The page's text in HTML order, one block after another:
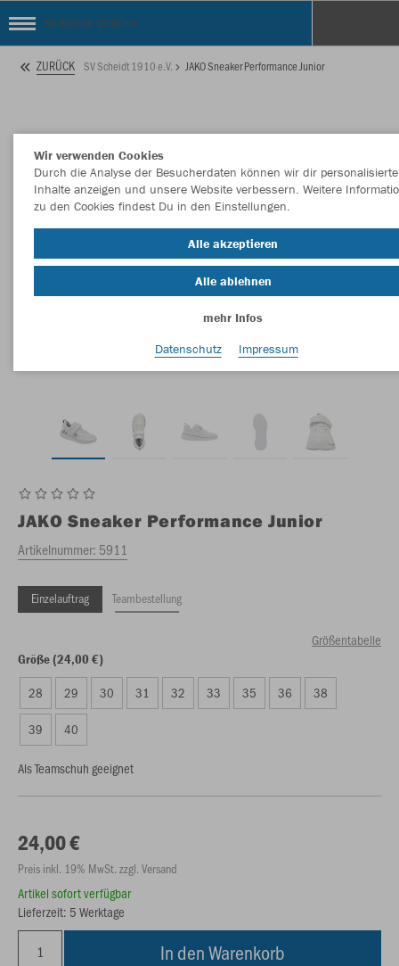
SV Scheidt 1910 e.V.
ZURÜCK SV Scheidt 1910 e.V. JAKO Sneaker Performance Junior
JAKO Sneaker Performance Junior
Artikelnummer: 5911
Einzelauftrag Teambestellung
Größentabelle
Größe (24,00 €)
28 29 30 31 32 33 35 36 38
39 40
Als Teamschuh geeignet
24,00 €
Preis inkl. 19% MwSt. zzgl. Versand
Artikel sofort verfügbar
Lieferzeit: 5 Werktage
In den Warenkorb
Wir verwenden Cookies
Durch die Analyse der Besucherdaten können wir dir personalisierte
Inhalte anzeigen und unsere Website verbessern. Weitere
zu den Cookies findest Du in den Einstellungen.
Alle akzeptieren
Alle ablehnen
mehr Infos
Datenschutz
Impressum